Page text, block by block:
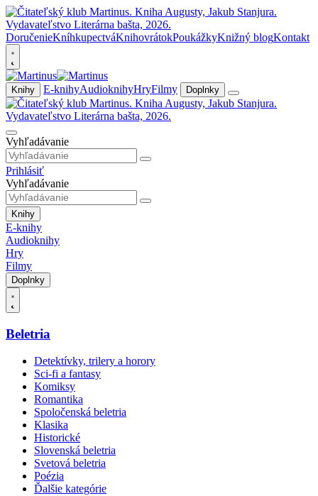
DoručenieKníhkupectváKnihovrátokPoukážkyKnižný blogKontakt
Knihy E-knihyAudioknihyHryFilmy Doplnky
Vyhľadávanie
Prihlásiť
Vyhľadávanie
Knihy
E-knihy
Audioknihy
Hry
Filmy
Doplnky
Beletria
Detektívky, trilery a horory
Sci-fi a fantasy
Komiksy
Romantika
Spoločenská beletria
Klasika
Historické
Slovenská beletria
Svetová beletria
Poézia
Ďalšie kategórie